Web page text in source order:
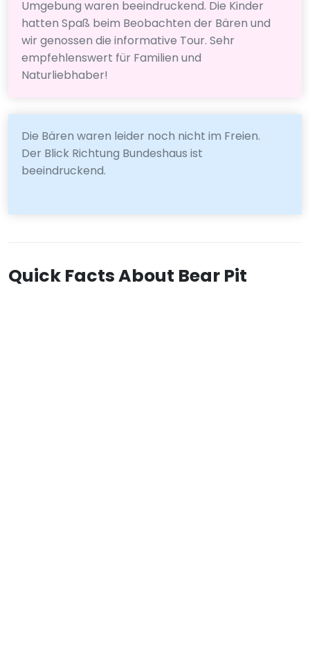
Umgebung waren beeindruckend. Die Kinder
hatten Spaß beim Beobachten der Bären und
wir genossen die informative Tour. Sehr
empfehlenswert für Familien und
Naturliebhaber!
Die Bären waren leider noch nicht im Freien.
Der Blick Richtung Bundeshaus ist
beeindruckend.
Quick Facts About Bear Pit